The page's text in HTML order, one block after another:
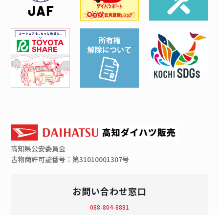
高知県公安委員会
古物商許可証番号：第31010001307号
お問い合わせ窓口
088-804-8881